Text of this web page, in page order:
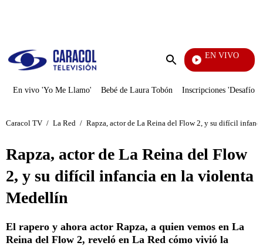
Enviar
EN VIVO
Vecinos
En vivo 'Yo Me Llamo' Bebé de Laura Tobón Inscripciones 'Desafío'
Caracol TV / La Red / Rapza, actor de La Reina del Flow 2, y su difícil
Rapza, actor de La Reina del Flow
2, y su difícil infancia en la violenta
Medellín
El rapero y ahora actor Rapza, a quien vemos en La
Reina del Flow 2, reveló en La Red cómo vivió la